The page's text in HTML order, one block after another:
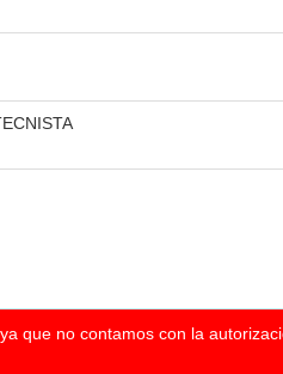
que no contamos con la